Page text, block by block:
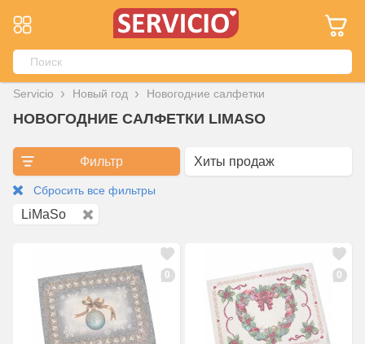
Servicio Новый год Новогодние салфетки
НОВОГОДНИЕ САЛФЕТКИ LIMASO
Фильтр
Сбросить все фильтры
LiMaSo
0 0